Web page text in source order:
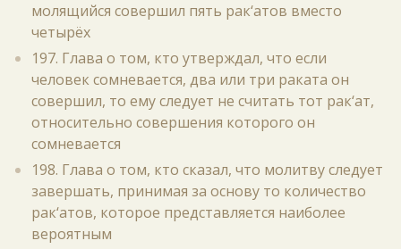
молящийся совершил пять рак‘атов вместо
четырёх
197. Глава о том, кто утверждал, что если
человек сомневается, два или три раката он
совершил, то ему следует не считать тот рак‘ат,
относительно совершения которого он
сомневается
198. Глава о том, кто сказал, что молитву следует
завершать, принимая за основу то количество
рак‘атов, которое представляется наиболее
вероятным